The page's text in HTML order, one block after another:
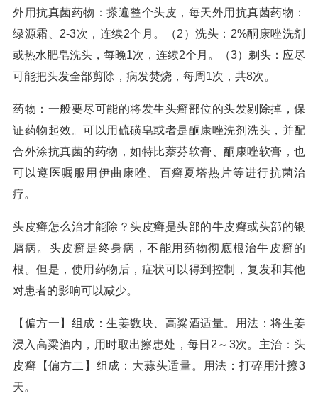
外用抗真菌药物：搽遍整个头皮，每天外用抗真菌药物：
绿源霜、2-3次，连续2个月。（2）洗头：2%酮康唑洗剂
或热水肥皂洗头，每晚1次，连续2个月。（3）剃头：应尽
可能把头发全部剪除，病发焚烧，每周1次，共8次。
药物：一般要尽可能的将发生头癣部位的头发剔除掉，保
证药物起效。可以用硫磺皂或者是酮康唑洗剂洗头，并配
合外涂抗真菌的药物，如特比萘芬软膏、酮康唑软膏，也
可以遵医嘱服用伊曲康唑、百癣夏塔热片等进行抗菌治
疗。
头皮癣怎么治才能除？头皮癣是头部的牛皮癣或头部的银
屑病。头皮癣是终身病，不能用药物彻底根治牛皮癣的
根。但是，使用药物后，症状可以得到控制，复发和其他
对患者的影响可以减少。
【偏方一】组成：生姜数块、高粱酒适量。用法：将生姜
浸入高粱酒内，用时取出擦患处，每日2～3次。主治：头
皮癣【偏方二】组成：大蒜头适量。用法：打碎用汁擦3
天。